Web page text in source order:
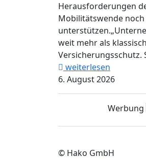
Herausforderungen
Mobilitätswende
weit mehr als
Versicherungsschutz.
weiterlesen
6. August 2026
Werbung
© Hako GmbH